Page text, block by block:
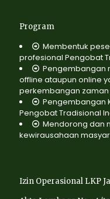
Program
Membentuk
profesional Pengobat
Pengembangan
offline ataupun online
perkembangan
Pengembangan
Pengobat Tradisional
Mendorong dan
kewirausahaan
Izin Operasional LKP